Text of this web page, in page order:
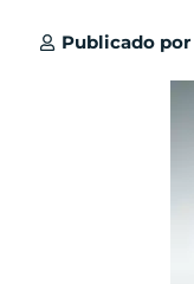
Publicado por